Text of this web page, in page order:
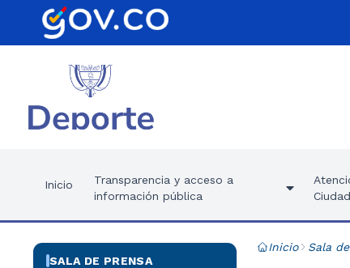
Inicio
Transparencia y acceso a
información pública
SALA DE PRENSA
Inicio Sala